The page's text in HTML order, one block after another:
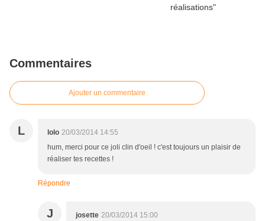
Commentaires
Ajouter un commentaire
L lolo 20/03/2014 14:55
hum, merci pour ce joli clin d'oeil ! c'est toujours un plaisir de
réaliser tes recettes !
Répondre
J josette 20/03/2014 15:00